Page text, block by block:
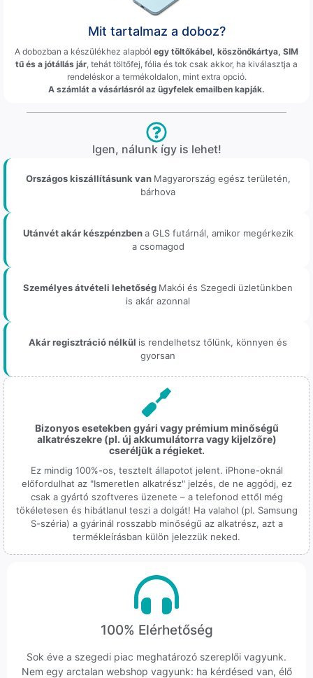
Mit tartalmaz a doboz?
A dobozban a készülékhez alapból egy töltőkábel, köszönőkártya, SIM
tű és a jótállás jár , tehát töltőfej, fólia és tok csak akkor, ha kiválasztja a
rendeléskor a termékoldalon, mint extra opció.
A számlát a vásárlásról az ügyfelek emailben kapják.
Igen, nálunk így is lehet!
Országos kiszállításunk van Magyarország egész területén,
bárhova
Utánvét akár készpénzbena GLS futárnál, amikor megérkezik
a csomagod
Személyes átvételi lehetőség Makói és Szegedi üzletünkben
is akár azonnal
Akár regisztráció nélkül is rendelhetsz tőlünk, könnyen és
gyorsan
Bizonyos esetekben gyári vagy prémium minőségű
alkatrészekre (pl. új akkumulátorra vagy kijelzőre)
cseréljük a régieket.
Ez mindig 100%-os, tesztelt állapotot jelent. iPhone-oknál
előfordulhat az "Ismeretlen alkatrész" jelzés, de ne aggódj, ez
csak a gyártó szoftveres üzenete – a telefonod ettől még
tökéletesen és hibátlanul teszi a dolgát! Ha valahol (pl. Samsung
S-széria) a gyárinál rosszabb minőségű az alkatrész, azt a
termékleírásban külön jelezzük neked.
100% Elérhetőség
Sok éve a szegedi piac meghatározó szereplői vagyunk.
Nem egy arctalan webshop vagyunk: ha kérdésed van, élő